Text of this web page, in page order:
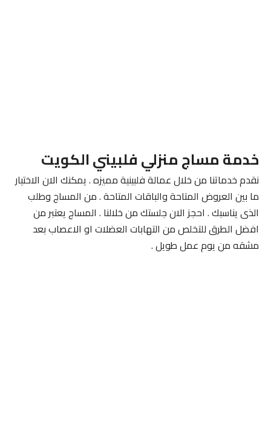
خدمة مساج منزلي فلبيني الكويت
نقدم خدماتنا من خلال عمالة فلبينية مميزه . يمكنك الان الاختيار
ما بين العروض المتاحة والباقات المتاحة . من المساج وطلب
الذى يناسبك . احجز الان جلستك من خلالنا . المساج يعتبر من
افضل الطرق للتخلص من التهابات العضلات او الاعصاب بعد
مشقه من يوم عمل طويل .